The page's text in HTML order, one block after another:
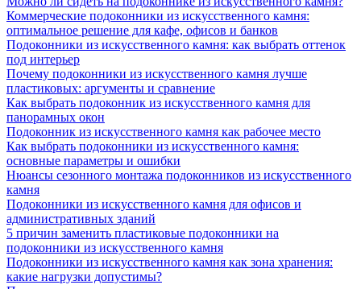
Коммерческие подоконники из искусственного камня:
оптимальное решение для кафе, офисов и банков
Подоконники из искусственного камня: как выбрать оттенок
под интерьер
Почему подоконники из искусственного камня лучше
пластиковых: аргументы и сравнение
Как выбрать подоконник из искусственного камня для
панорамных окон
Подоконник из искусственного камня как рабочее место
Как выбрать подоконники из искусственного камня:
основные параметры и ошибки
Нюансы сезонного монтажа подоконников из искусственного
камня
Подоконники из искусственного камня для офисов и
административных зданий
5 причин заменить пластиковые подоконники на
подоконники из искусственного камня
Подоконники из искусственного камня как зона хранения:
какие нагрузки допустимы?